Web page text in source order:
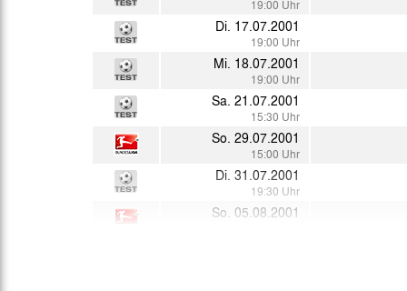
19:00 Uhr
Di. 17.07.2001
19:00 Uhr
Mi. 18.07.2001
19:00 Uhr
Sa. 21.07.2001
15:30 Uhr
So. 29.07.2001
15:00 Uhr
Di. 31.07.2001
19:30 Uhr
So. 05.08.2001